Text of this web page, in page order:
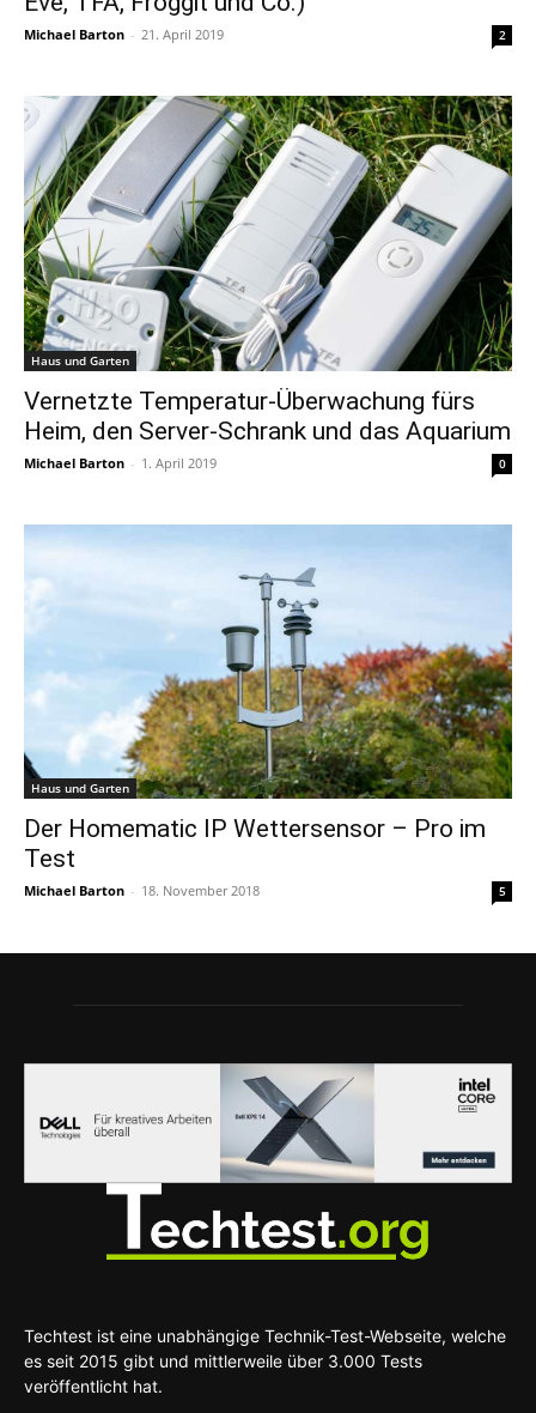
Michael Barton - 21. April 2019 2
Haus und Garten
Vernetzte Temperatur-Überwachung fürs
Heim, den Server-Schrank und das Aquarium
Michael Barton - 1. April 2019 0
Haus und Garten
Der Homematic IP Wettersensor – Pro im
Test
Michael Barton - 18. November 2018 5
Techtest ist eine unabhängige Technik-Test-Webseite, welche
es seit 2015 gibt und mittlerweile über 3.000 Tests
veröffentlicht hat.